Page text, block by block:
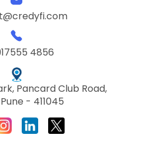
4856
Pancard Club Road,
- 411045